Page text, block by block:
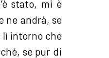
stato, mi è
ne andrà, se
intorno che
se pur di